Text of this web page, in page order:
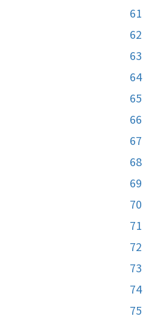
61
62
63
64
65
66
67
68
69
70
71
72
73
74
75